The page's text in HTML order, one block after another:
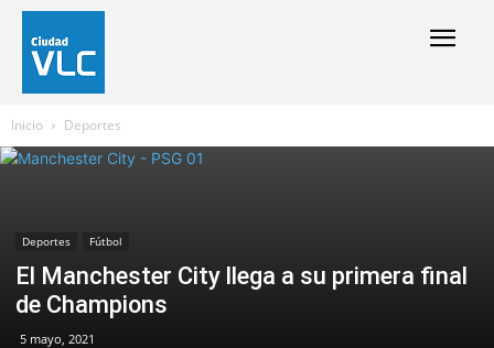
Inicio Deportes
Deportes Fútbol
El Manchester City llega a su primera final
de Champions
5 mayo, 2021